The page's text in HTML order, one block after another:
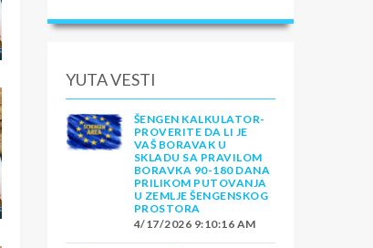
YUTA VESTI
ŠENGEN KALKULATOR-
PROVERITE DA LI JE
VAŠ BORAVAK U
SKLADU SA PRAVILOM
BORAVKA 90-180 DANA
PRILIKOM PUTOVANJA
U ZEMLJE ŠENGENSKOG
PROSTORA
4/17/2026 9:10:16 AM